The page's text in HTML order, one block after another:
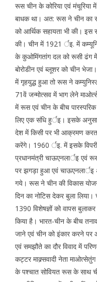
रूस चीन के कोरिया एवं मंचूरिया
बाधक था। अत: रूस ने चीन का
को आर्थिक सहायता भी की। इस
की। चीन में 1921 र्इ. में
के कुओमिंगतांग दल को रूसी ढंग
बोरोडीन एवं ब्लूशर को चीन
में गृहयुद्ध हुआ तो रूस ने
71वें जन्मोत्सव में भाग लेने
में रूस एवं चीन के बीच
लिए एक संधि हुर्इ। इसके
देश में किसी पर भी आक्रमण
करेंगे। 1960 र्इ. में इसके
प्रधानमंत्री चाऊएनलार्इ एवं
पर झगड़ा हुआ एवं चाऊएनलार्इ
गये। रूस ने चीन की विकास
दिन का नोटिस देकर बुला
1390 विशेषज्ञों को वापस
किया है। भारत-चीन के बीच
जाने एवं चीन को इंकार करने
एवं समझौते का दौर विवाद में
कट्टर माक्र्सवादी नेता
के पश्चात सोवियत रूस के साथ